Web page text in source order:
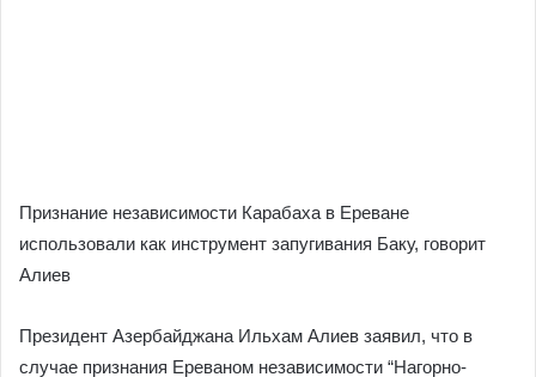
Признание независимости Карабаха в Ереване
использовали как инструмент запугивания Баку, говорит
Алиев
Президент Азербайджана Ильхам Алиев заявил, что в
случае признания Ереваном независимости “Нагорно-